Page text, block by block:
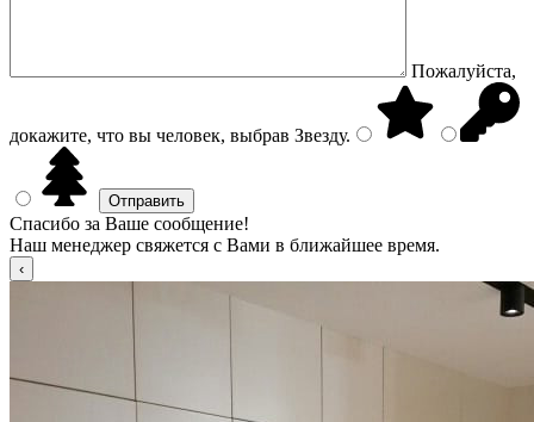
Пожалуйста,
докажите, что вы человек, выбрав Звезду.
Спасибо за Ваше сообщение!
Наш менеджер свяжется с Вами в ближайшее время.